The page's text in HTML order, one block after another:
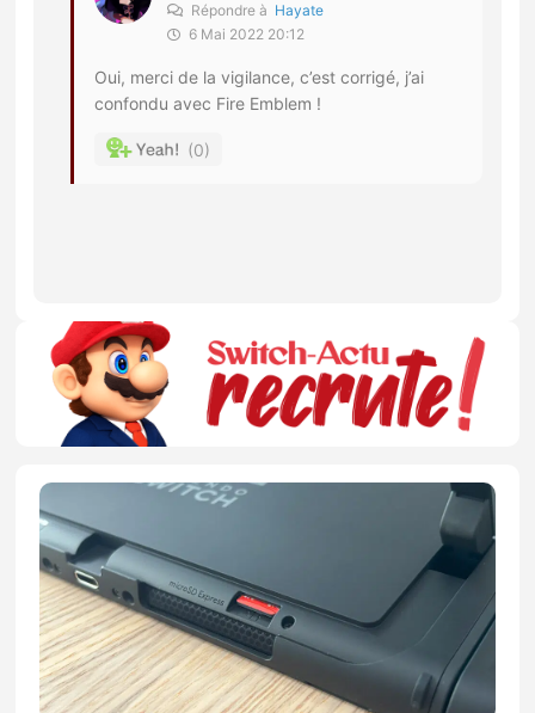
Répondre à Hayate
6 Mai 2022 20:12
Oui, merci de la vigilance, c’est corrigé, j’ai
confondu avec Fire Emblem !
0